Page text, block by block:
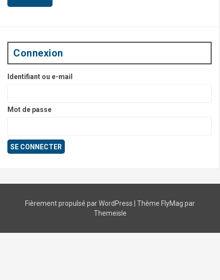
Connexion
Identifiant ou e-mail
Mot de passe
Fièrement propulsé par WordPress Thème FlyMag par
Themeisle